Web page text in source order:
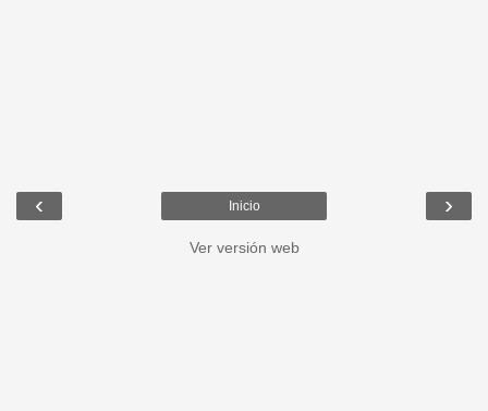
‹ ›
Inicio
Ver versión web